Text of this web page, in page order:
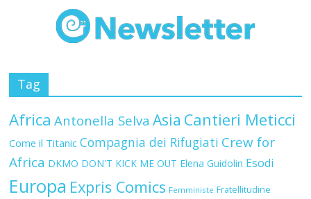
Tag
Africa Antonella Selva Asia Cantieri Meticci
Come il Titanic Compagnia dei Rifugiati Crew for
Africa DKMO DON'T KICK ME OUT Elena Guidolin Esodi
Europa Expris Comics Femministe Fratellitudine